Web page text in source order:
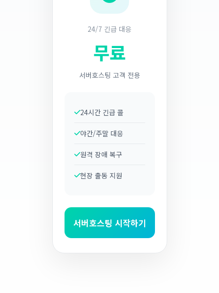
24/7 긴급 대응
무료
서버호스팅 고객 전용
24시간 긴급 콜
야간/주말 대응
원격 장애 복구
현장 출동 지원
서버호스팅 시작하기